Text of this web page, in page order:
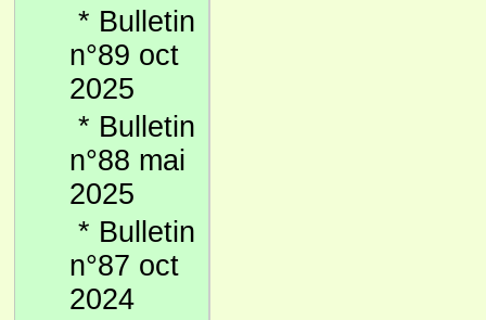
* Bulletin
n°89 oct
2025
* Bulletin
n°88 mai
2025
* Bulletin
n°87 oct
2024